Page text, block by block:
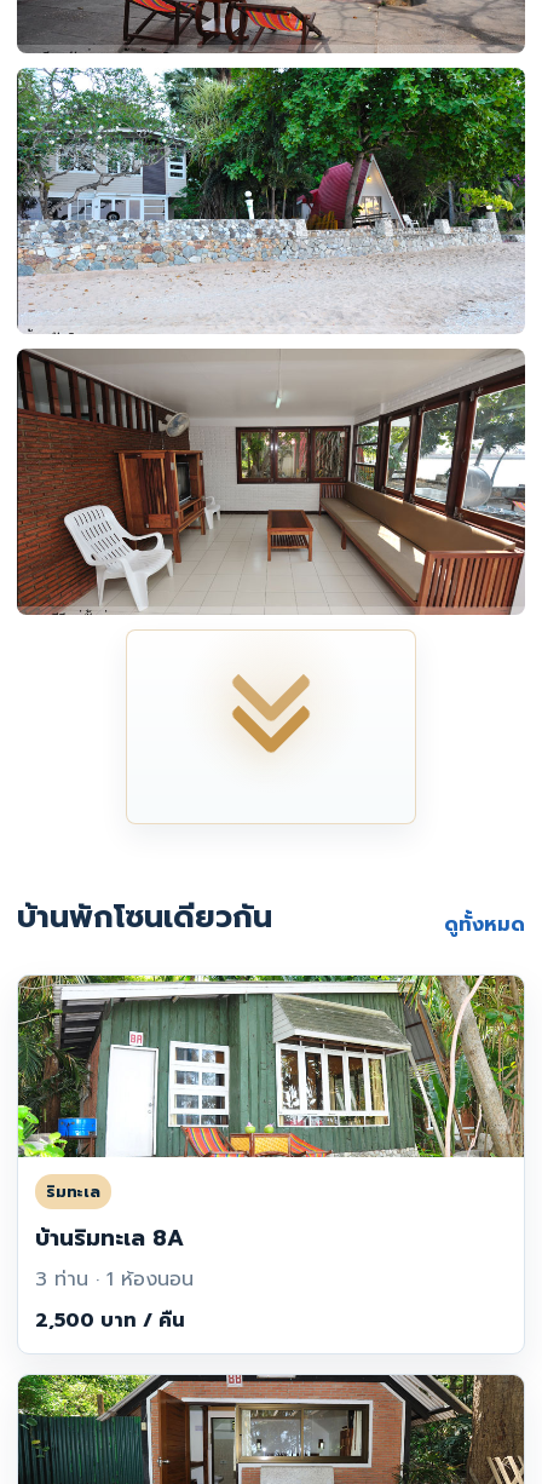
บ้านพักโซนเดียวกัน ดูทั้งหมด
ริมทะเล
บ้านริมทะเล 8A
3 ท่าน · 1 ห้องนอน
2,500 บาท / คืน